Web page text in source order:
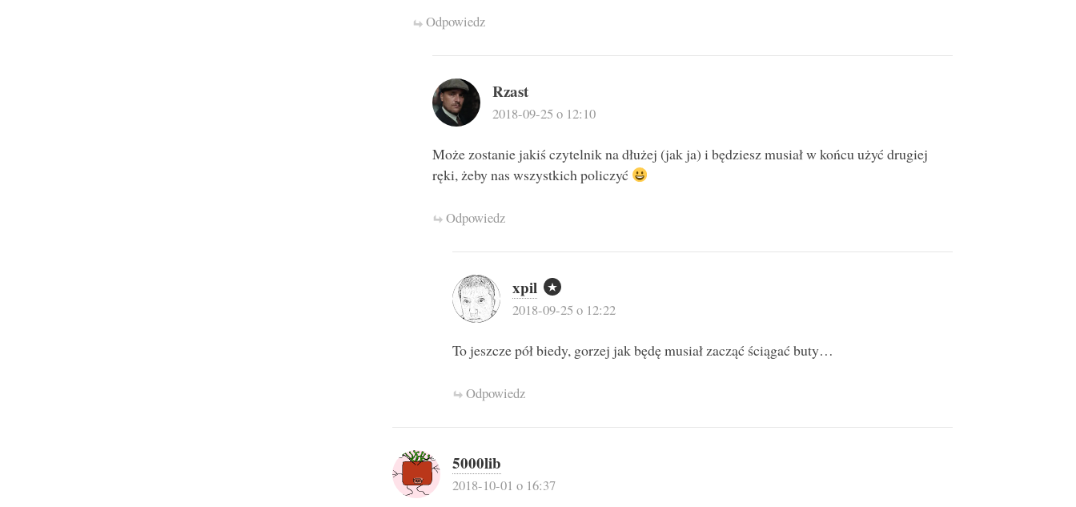
Odpowiedz
Rzast
2018-09-25 o 12:10
Może zostanie jakiś czytelnik na dłużej (jak ja) i będziesz musiał w końcu użyć drugiej
ręki, żeby nas wszystkich policzyć
Odpowiedz
xpil
2018-09-25 o 12:22
To jeszcze pół biedy, gorzej jak będę musiał zacząć ściągać buty…
Odpowiedz
5000lib
2018-10-01 o 16:37